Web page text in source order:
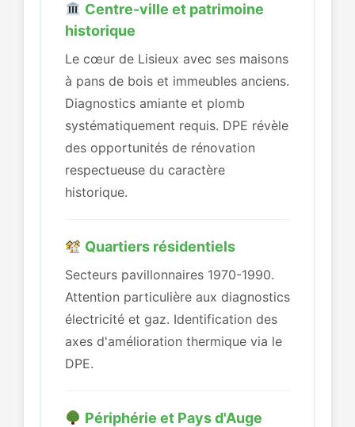
Centre-ville et patrimoine
historique
Le cœur de Lisieux avec ses maisons
à pans de bois et immeubles anciens.
Diagnostics amiante et plomb
systématiquement requis. DPE révèle
des opportunités de rénovation
respectueuse du caractère
historique.
Quartiers résidentiels
Secteurs pavillonnaires 1970-1990.
Attention particulière aux diagnostics
électricité et gaz. Identification des
axes d'amélioration thermique via le
DPE.
Périphérie et Pays d'Auge